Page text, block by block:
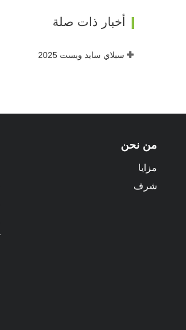
أخبار ذات صلة
سبلاي سايد ويست 2025
من نحن
مزايا
شرف